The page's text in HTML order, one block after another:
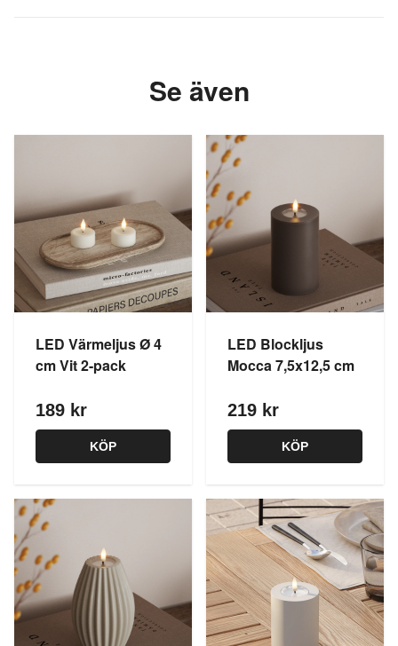
Se även
LED Värmeljus Ø 4
cm Vit 2-pack
189 kr
KÖP
LED Blockljus
Mocca 7,5x12,5 cm
219 kr
KÖP